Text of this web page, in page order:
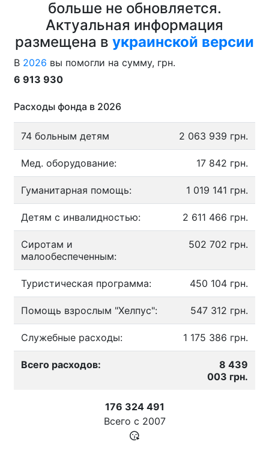
больше не обновляется.
Актуальная информация
размещена в украинской версии
В 2026 вы помогли на сумму, грн.
6 913 930
Расходы фонда в 2026
74 больным детям 2 063 939 грн.
Мед. оборудование: 17 842 грн.
Гуманитарная помощь: 1 019 141 грн.
Детям с инвалидностью: 2 611 466 грн.
Сиротам и
малообеспеченным:
502 702 грн.
Туристическая программа: 450 104 грн.
Помощь взрослым "Хелпус": 547 312 грн.
Служебные расходы: 1 175 386 грн.
Всего расходов:
8 439
003 грн.
176 324 491
Всего с 2007